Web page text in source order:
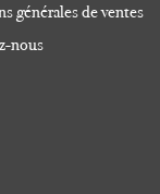
générales de ventes
nous